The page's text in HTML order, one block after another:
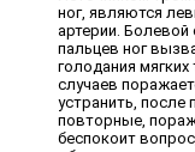
ног, являются
артерии.
пальцев ног
голодания
случаев
устранить,
повторные,
беспокоит